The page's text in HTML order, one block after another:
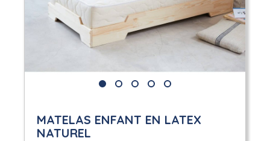
MATELAS ENFANT EN LATEX
NATUREL